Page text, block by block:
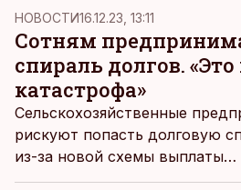
кто в течение года достигал
возраста. С 1 января 2024
подоходным налогом
до 776 евро, сообщает
страхования.
НОВОСТИ16.12.23, 13:11
Сотням
спираль долгов.
катастрофа»
Сельскохозяйственные
рискуют попасть долговую
из-за новой схемы выплаты
сельскохозяйственных